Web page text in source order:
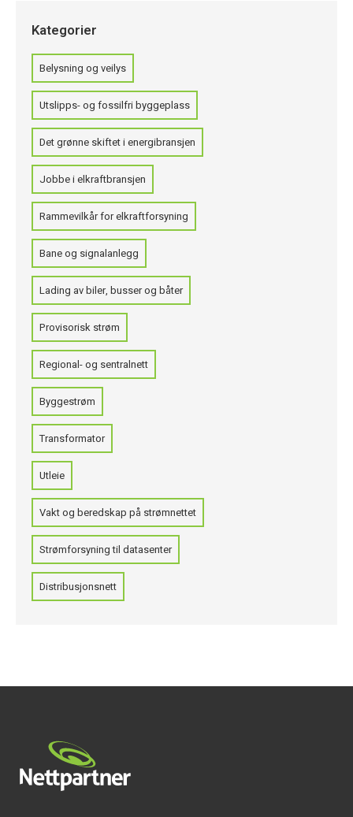
Kategorier
Belysning og veilys
Utslipps- og fossilfri byggeplass
Det grønne skiftet i energibransjen
Jobbe i elkraftbransjen
Rammevilkår for elkraftforsyning
Bane og signalanlegg
Lading av biler, busser og båter
Provisorisk strøm
Regional- og sentralnett
Byggestrøm
Transformator
Utleie
Vakt og beredskap på strømnettet
Strømforsyning til datasenter
Distribusjonsnett